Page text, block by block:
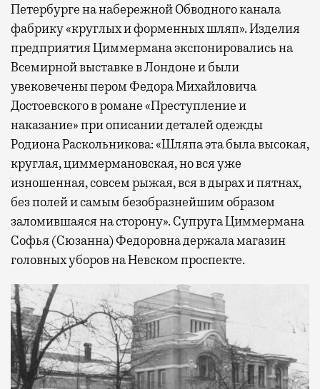
Петербурге на набережной Обводного канала
фабрику «круглых и форменных шляп». Изделия
предприятия Циммермана экспонировались на
Всемирной выставке в Лондоне и были
увековечены пером Федора Михайловича
Достоевского в романе «Преступление и
наказание» при описании деталей одежды
Родиона Раскольникова: «Шляпа эта была высокая,
круглая, циммермановская, но вся уже
изношенная, совсем рыжая, вся в дырах и пятнах,
без полей и самым безобразнейшим образом
заломившаяся на сторону». Супруга Циммермана
Софья (Сюзанна) Федоровна держала магазин
головных уборов на Невском проспекте.